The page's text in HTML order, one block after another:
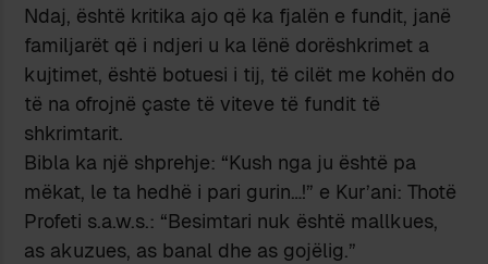
Ndaj, është kritika ajo që ka fjalën e fundit, janë
familjarët që i ndjeri u ka lënë dorëshkrimet a
kujtimet, është botuesi i tij, të cilët me kohën do
të na ofrojnë çaste të viteve të fundit të
shkrimtarit.
Bibla ka një shprehje: “Kush nga ju është pa
mëkat, le ta hedhë i pari gurin…!” e Kur’ani: Thotë
Profeti s.a.w.s.: “Besimtari nuk është mallkues,
as akuzues, as banal dhe as gojëlig.”